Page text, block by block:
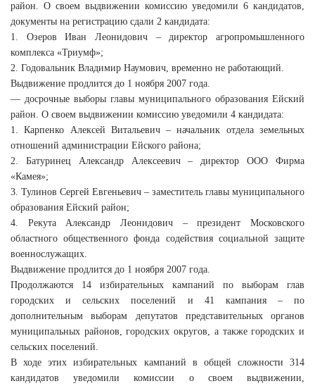
район. О своем выдвижении комиссию уведомили 6 кандидатов,
документы на регистрацию сдали 2 кандидата:
1. Озеров Иван Леонидович – директор агропромышленного
комплекса «Триумф»;
2. Годовальник Владимир Наумович, временно не работающий.
Выдвижение продлится до 1 ноября 2007 года.
— досрочные выборы главы муниципального образования Ейский
район. О своем выдвижении комиссию уведомили 4 кандидата:
1. Карпенко Алексей Витальевич – начальник отдела земельных
отношений администрации Ейского района;
2. Батуринец Александр Алексеевич – директор ООО Фирма
«Камея»;
3. Тулинов Сергей Евгеньевич – заместитель главы муниципального
образования Ейский район;
4. Рекута Александр Леонидович – президент Московского
областного общественного фонда содействия социальной защите
военнослужащих.
Выдвижение продлится до 1 ноября 2007 года.
Продолжаются 14 избирательных кампаний по выборам глав
городских и сельских поселений и 41 кампания – по
дополнительным выборам депутатов представительных органов
муниципальных районов, городских округов, а также городских и
сельских поселений.
В ходе этих избирательных кампаний в общей сложности 314
кандидатов уведомили комиссии о своем выдвижении,